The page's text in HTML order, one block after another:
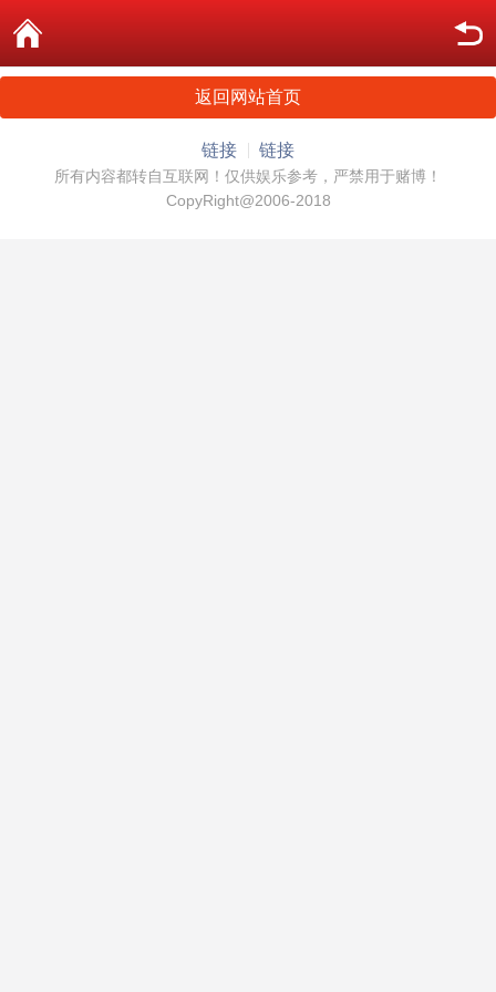
返回网站首页
链接 链接
所有内容都转自互联网！仅供娱乐参考，严禁用于赌博！
CopyRight@2006-2018